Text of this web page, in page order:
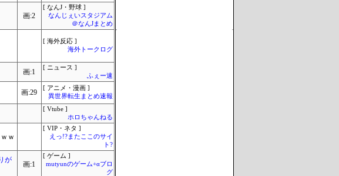
画:2
[ なんJ・野球 ]
なんじぇいスタジアム
＠なんJまとめ
[ 海外反応 ]
海外トークログ
画:1
[ ニュース ]
ふぇー速
画:29
[ アニメ・漫画 ]
異世界転生まとめ速報
[ Vtube ]
ホロちゃんねる
ｗ
[ VIP・ネタ ]
えっ!?またここのサイ
ト?
が
画:1
[ ゲーム ]
mutyunのゲーム+αブロ
グ